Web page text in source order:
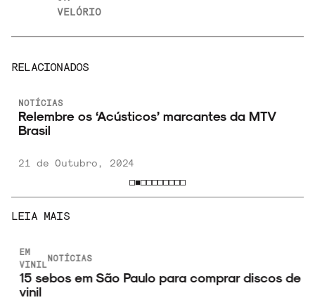
VELÓRIO
RELACIONADOS
NOTÍCIAS
Relembre os ‘Acústicos’ marcantes da MTV
Brasil
21 de Outubro, 2024
LEIA MAIS
EM
VINIL
NOTÍCIAS
15 sebos em São Paulo para comprar discos de
vinil